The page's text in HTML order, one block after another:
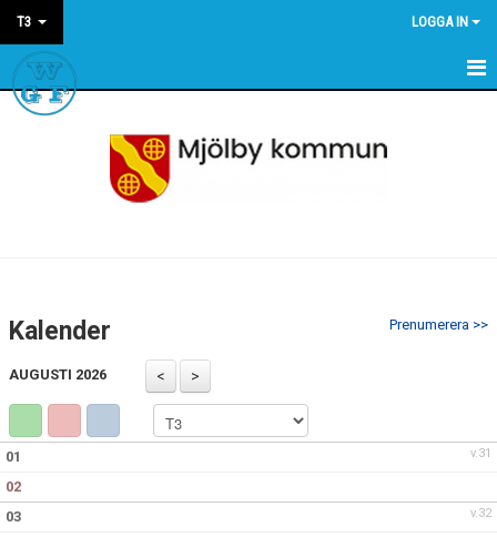
T3 LOGGA IN
HEM
Prenumerera >>
Kalender
AUGUSTI 2026
v.31
01
02
v.32
03